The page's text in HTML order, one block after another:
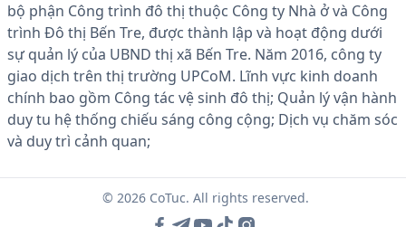
bộ phận Công trình đô thị thuộc Công ty Nhà ở và Công
trình Đô thị Bến Tre, được thành lập và hoạt động dưới
sự quản lý của UBND thị xã Bến Tre. Năm 2016, công ty
giao dịch trên thị trường UPCoM. Lĩnh vực kinh doanh
chính bao gồm Công tác vệ sinh đô thị; Quản lý vận hành
duy tu hệ thống chiếu sáng công cộng; Dịch vụ chăm sóc
và duy trì cảnh quan;
© 2026 CoTuc. All rights reserved.